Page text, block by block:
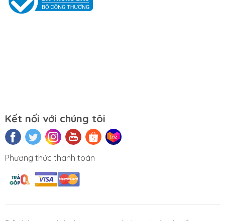
Mọi yêu cầu đặt hàng, hỗ trợ tư vấn sản
Website:https://tuongchilam.com
Kết nối với chúng tôi
Phương thức thanh toán